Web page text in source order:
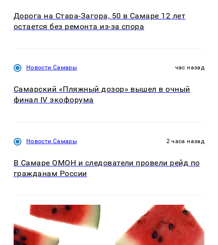
Дорога на Стара-Загора, 50 в Самаре 12 лет
остается без ремонта из-за спора
Новости Самары час назад
Самарский «Пляжный дозор» вышел в очный
финал IV экофорума
Новости Самары 2 часа назад
В Самаре ОМОН и следователи провели рейд по
гражданам России